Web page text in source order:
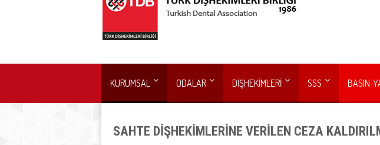
KURUMSAL ODALAR DİŞHEKİMLERİ SSS BASIN-
SAHTE DİŞHEKİMLERİNE VERİLEN CEZA